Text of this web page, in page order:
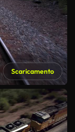
Scaricamento